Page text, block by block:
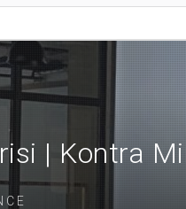
| Kontra